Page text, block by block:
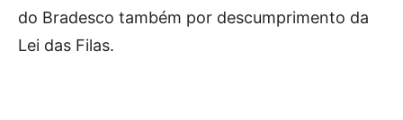
do Bradesco também por descumprimento da
Lei das Filas.